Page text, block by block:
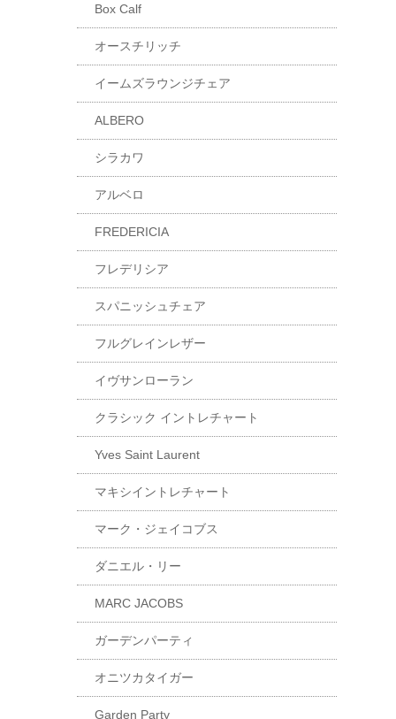
Box Calf
オースチリッチ
イームズラウンジチェア
ALBERO
シラカワ
アルベロ
FREDERICIA
フレデリシア
スパニッシュチェア
フルグレインレザー
イヴサンローラン
クラシック イントレチャート
Yves Saint Laurent
マキシイントレチャート
マーク・ジェイコブス
ダニエル・リー
MARC JACOBS
ガーデンパーティ
オニツカタイガー
Garden Party